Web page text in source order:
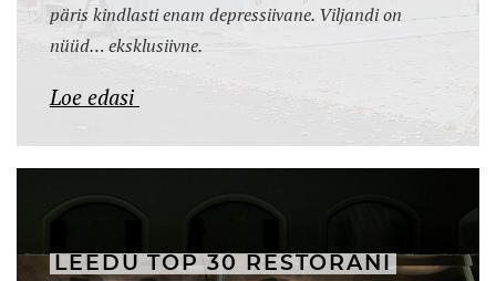
päris kindlasti enam depressiivane. Viljandi on
nüüd… eksklusiivne.
Loe edasi
LEEDU TOP 30 RESTORANI